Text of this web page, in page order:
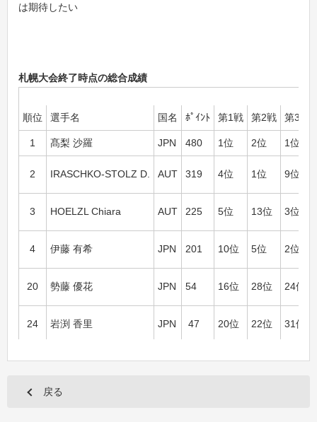
は期待したい
札幌大会終了時点の総合成績
順位 選手名 国名 ﾎﾟｲﾝﾄ 第1戦 第2戦 第3戦
1 髙梨 沙羅 JPN 480 1位 2位 1位
2 IRASCHKO-STOLZ D. AUT 319 4位 1位 9位
3 HOELZL Chiara AUT 225 5位 13位 3位
4 伊藤 有希 JPN 201 10位 5位 2位
20 勢藤 優花 JPN 54 16位 28位 24位
24 岩渕 香里 JPN 47 20位 22位 31位
戻る